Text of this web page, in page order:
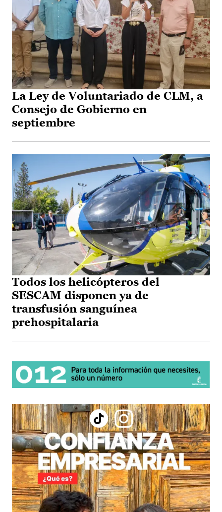
La Ley de Voluntariado de CLM, a
Consejo de Gobierno en
septiembre
Todos los helicópteros del
SESCAM disponen ya de
transfusión sanguínea
prehospitalaria